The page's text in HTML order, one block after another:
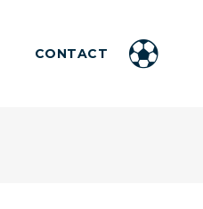
CONTACT